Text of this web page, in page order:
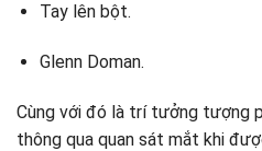
Tay lên bột.
Glenn Doman.
Cùng với đó là trí tưởng tượng
thông qua quan sát mắt khi